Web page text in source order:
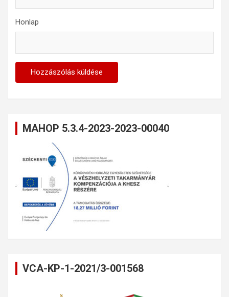
Honlap
MAHOP 5.3.4-2023-2023-00040
VCA-KP-1-2021/3-001568